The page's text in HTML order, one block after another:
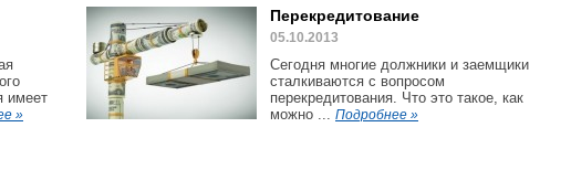
имеет
»
Перекредитование
05.10.2013
Сегодня многие должники и заемщики
сталкиваются с вопросом
перекредитования. Что это такое, как
можно ... Подробнее »